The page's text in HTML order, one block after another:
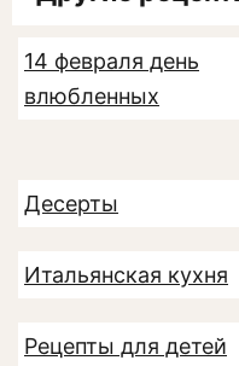
14 февраля день
влюбленных
Десерты
Итальянская кухня
Рецепты для детей